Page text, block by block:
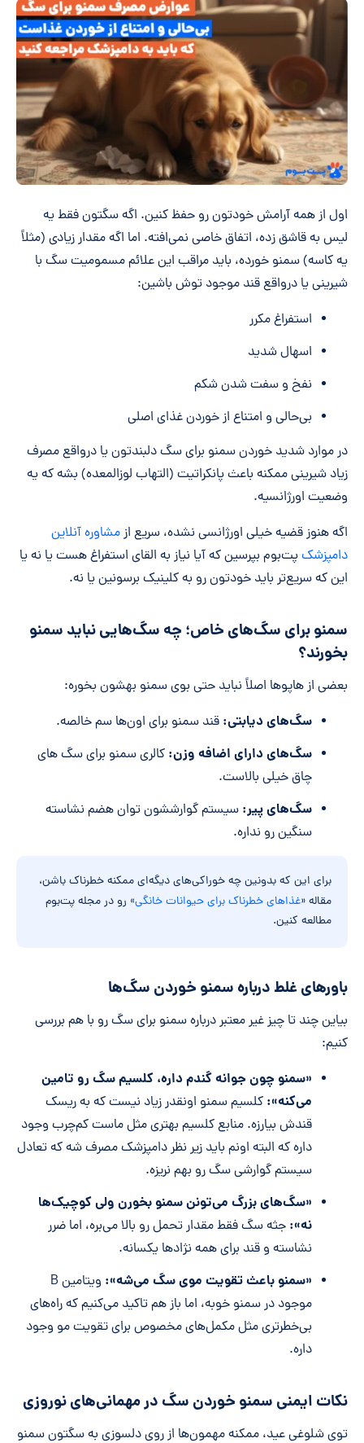
اول از همه آرامش خودتون رو حفظ کنین. اگه سگتون فقط یه
لیس به قاشق زده، اتفاق خاصی نمی‌افته. اما اگه مقدار زیادی (مثلاً
یه کاسه) سمنو خورده، باید مراقب این علائم مسمومیت سگ با
شیرینی یا درواقع قند موجود توش باشین:
استفراغ مکرر
اسهال شدید
نفخ و سفت شدن شکم
بی‌حالی و امتناع از خوردن غذای اصلی
در موارد شدید خوردن سمنو برای سگ دلبندتون یا درواقع مصرف
زیاد شیرینی ممکنه باعث پانکراتیت (التهاب لوزالمعده) بشه که یه
وضعیت اورژانسیه.
اگه هنوز قضیه خیلی اورژانسی نشده، سریع ازمشاوره آنلاین
دامپزشکپت‌بوم بپرسین که آیا نیاز به القای استفراغ هست یا نه یا
این که سریع‌تر باید خودتون رو به کلینیک برسونین یا نه.
سمنو برای سگ‌های خاص؛ چه سگ‌هایی نباید سمنو
بخورند؟
بعضی از هاپوها اصلاً نباید حتی بوی سمنو بهشون بخوره:
سگ‌های دیابتی: قند سمنو برای اون‌ها سم خالصه.
سگ‌های دارای اضافه وزن: کالری سمنو برای سگ های
چاق خیلی بالاست.
سگ‌های پیر: سیستم گوارششون توان هضم نشاسته
سنگین رو نداره.
برای این که بدونین چه خوراکی‌های دیگه‌ای ممکنه خطرناک باشن،
مقاله «غذاهای خطرناک برای حیوانات خانگی» رو در مجله پت‌بوم
مطالعه کنین.
باورهای غلط درباره سمنو خوردن سگ‌ها
بیاین چند تا چیز غیر معتبر درباره سمنو برای سگ رو با هم بررسی
کنیم:
«سمنو چون جوانه گندم داره، کلسیم سگ رو تامین
می‌کنه»: کلسیم سمنو اونقدر زیاد نیست که به ریسک
قندش بیارزه. منابع کلسیم بهتری مثل ماست کم‌چرب وجود
داره که البته اونم باید زیر نظر دامپزشک مصرف شه که تعادل
سیستم گوارشی‌ سگ رو بهم نریزه.
«سگ‌های بزرگ می‌تونن سمنو بخورن ولی کوچیک‌ها
نه»: جثه سگ فقط مقدار تحمل رو بالا می‌بره، اما ضرر
نشاسته و قند برای همه نژادها یکسانه.
«سمنو باعث تقویت موی سگ می‌شه»:
ویتامین B
موجود در سمنو خوبه، اما باز هم تاکید می‌کنیم که راه‌های
بی‌خطرتری مثل مکمل‌های مخصوص برای تقویت مو وجود
داره.
نکات ایمنی سمنو خوردن سگ در مهمانی‌های نوروزی
توی شلوغی عید، ممکنه مهمون‌ها از روی دلسوزی به سگتون سمنو